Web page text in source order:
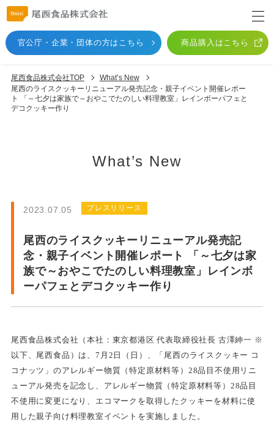
官公庁・企業・団体の方はこちら 商品購入はこちら
尾西食品株式会社TOP
What’s New
尾西のライスクッキーリニューアル発売記念・親子イベント開催レポー
ト 「～七夕は家族で～おやこでたのしい料理教室」レインボーパフェと
デコクッキー作り
What’s New
2023.07.05 プレスリリース
尾西のライスクッキーリニューアル発売記
念・親子イベント開催レポート 「～七夕は家
族で～おやこでたのしい料理教室」レインボ
ーパフェとデコクッキー作り
尾西食品株式会社（本社：東京都港区 代表取締役社長 古澤紳一 ※
以下、尾西食品）は、7月2日（日）、「尾西のライスクッキー コ
コナッツ」のアレルギー物質（特定原材料等）28品目不使用リニ
ューアル発売を記念し、アレルギー物質（特定原材料等）28品目
不使用に変更になり、エコマークを取得したクッキーを材料に使
用した親子向け料理教室イベントを実施しました。